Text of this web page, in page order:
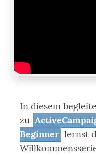
In diesem
zu
Beginner lernst